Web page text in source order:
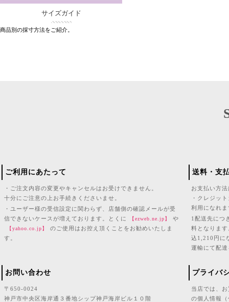
サイズガイド
商品別の採寸方法をご紹介。
ご利用にあたって
・ご注文内容の変更やキャンセルはお受けできません。
十分にご注意の上お手続きくださいませ。
・ユーザー様の受信設定に関わらず、店舗側の確認メールが受
信できないケースが増えております。とくに
【ezweb.ne.jp】 や
【yahoo.co.jp】
のご使用はお控え頂くことをお勧めいたしま
す。
送料・支
お支払い方法
・クレジッ
利用になれま
1配送先につ
料となりま
込1,210円に
運輸にて配
お問い合わせ
〒650-0024
神戸市中央区海岸通３番地シップ神戸海岸ビル１０階
プライバ
当店では、
の個人情報